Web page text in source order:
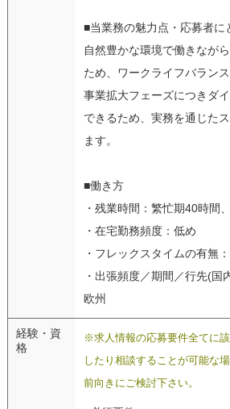
■当業務の魅力点・応募者に
自然豊かな環境で働きなが
ため、ワークライフバラン
事業拡大フェーズにつきダ
できるため、実務を通じた
ます。
■働き方
・残業時間：繁忙期40時間
・在宅勤務頻度：低め
・フレックスタイムの有無
・出張頻度／期間／行先(
欧州
経験・資
格
※求人情報の応募要件全てに
したり相談することが可能な
前向きにご検討下さい。